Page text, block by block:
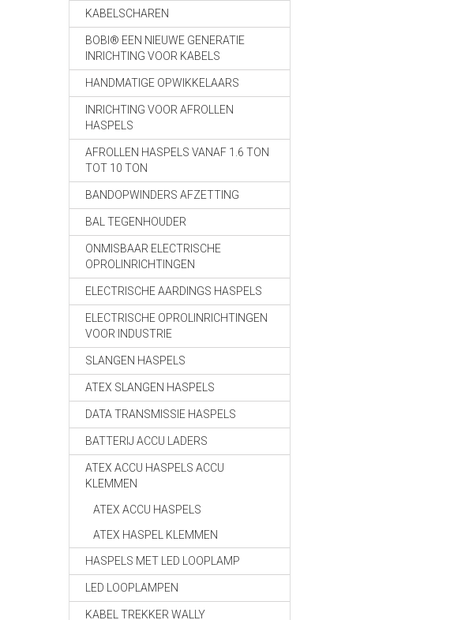
KABELSCHAREN
BOBI® EEN NIEUWE GENERATIE
INRICHTING VOOR KABELS
HANDMATIGE OPWIKKELAARS
INRICHTING VOOR AFROLLEN
HASPELS
AFROLLEN HASPELS VANAF 1.6 TON
TOT 10 TON
BANDOPWINDERS AFZETTING
BAL TEGENHOUDER
ONMISBAAR ELECTRISCHE
OPROLINRICHTINGEN
ELECTRISCHE AARDINGS HASPELS
ELECTRISCHE OPROLINRICHTINGEN
VOOR INDUSTRIE
SLANGEN HASPELS
ATEX SLANGEN HASPELS
DATA TRANSMISSIE HASPELS
BATTERIJ ACCU LADERS
ATEX ACCU HASPELS ACCU
KLEMMEN
ATEX ACCU HASPELS
ATEX HASPEL KLEMMEN
HASPELS MET LED LOOPLAMP
LED LOOPLAMPEN
KABEL TREKKER WALLY